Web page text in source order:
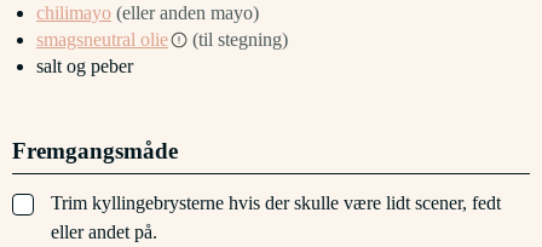
chilimayo (eller anden mayo)
smagsneutral olie
(til stegning)
salt og peber
Fremgangsmåde
▢
Trim kyllingebrysterne hvis der skulle være lidt scener, fedt
eller andet på.